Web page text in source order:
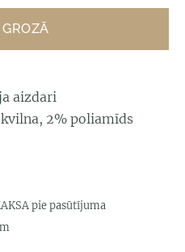
aizdari
2% poliamīds
pie pasūtījuma